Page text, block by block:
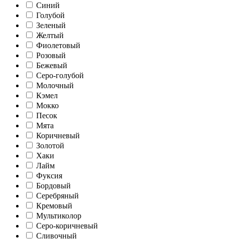
Синий
Голубой
Зеленый
Желтый
Фиолетовый
Розовый
Бежевый
Серо-голубой
Молочный
Кэмел
Мокко
Песок
Мята
Коричневый
Золотой
Хаки
Лайм
Фуксия
Бордовый
Серебряный
Кремовый
Мультиколор
Серо-коричневый
Сливочный